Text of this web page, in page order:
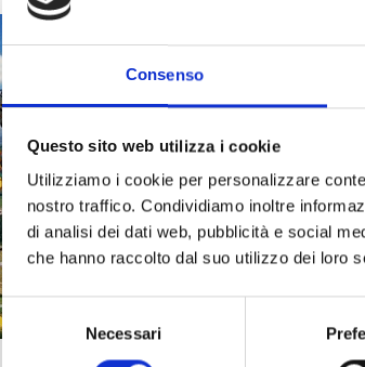
Consenso
Questo sito web utilizza i cookie
Utilizziamo i cookie per personalizzare
nostro traffico. Condividiamo inoltre
di analisi dei dati web, pubblicità e social
che hanno raccolto dal suo utilizzo dei loro
Selezione
del
Necessari